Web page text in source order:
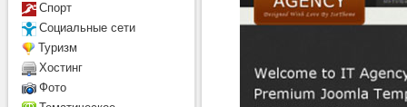
Спорт
Социальные сети
Туризм
Хостинг
Фото